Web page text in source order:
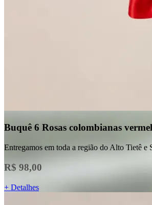
Buquê 6 Rosas colombianas
Entregamos em toda a região do Alto Tietê e
R$ 98,00
+ Detalhes